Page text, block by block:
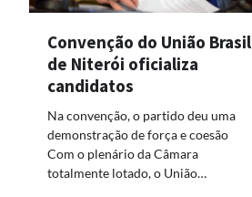
Convenção do União Brasil
de Niterói oficializa
candidatos
Na convenção, o partido deu uma
demonstração de força e coesão
Com o plenário da Câmara
totalmente lotado, o União…